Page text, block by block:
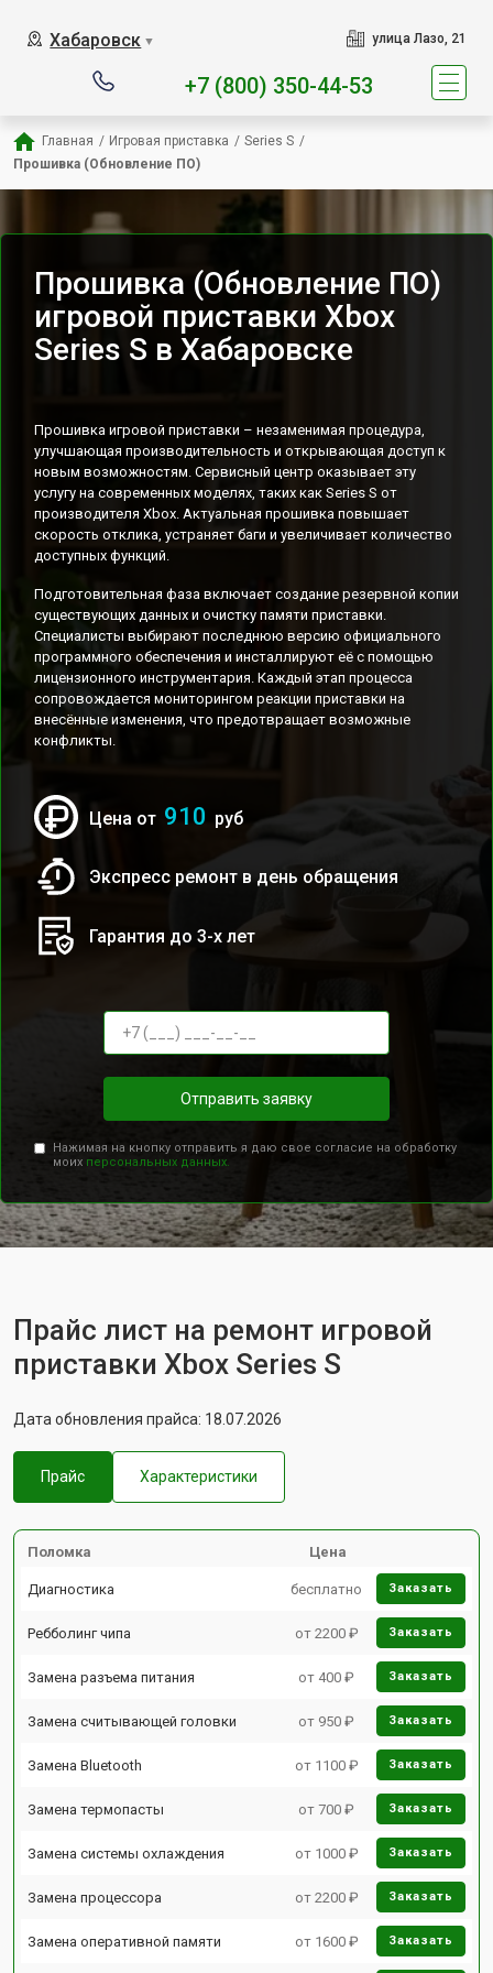
Хабаровск ▼ улица Лазо, 21
+7 (800) 350-44-53
Главная / Игровая приставка / Series S /
Прошивка (Обновление ПО)
Прошивка (Обновление ПО)
игровой приставки Xbox
Series S в Хабаровске
Прошивка игровой приставки – незаменимая процедура,
улучшающая производительность и открывающая доступ к
новым возможностям. Сервисный центр оказывает эту
услугу на современных моделях, таких как Series S от
производителя Xbox. Актуальная прошивка повышает
скорость отклика, устраняет баги и увеличивает количество
доступных функций.
Подготовительная фаза включает создание резервной копии
существующих данных и очистку памяти приставки.
Специалисты выбирают последнюю версию официального
программного обеспечения и инсталлируют её с помощью
лицензионного инструментария. Каждый этап процесса
сопровождается мониторингом реакции приставки на
внесённые изменения, что предотвращает возможные
конфликты.
Цена от 910 руб
Экспресс ремонт в день обращения
Гарантия до 3-х лет
Отправить заявку
Нажимая на кнопку отправить я даю свое согласие на обработку
моих персональных данных.
Прайс лист на ремонт игровой
приставки Xbox Series S
Дата обновления прайса: 18.07.2026
Прайс Характеристики
Поломка Цена
Диагностика бесплатно Заказать
Ребболинг чипа от 2200 ₽ Заказать
Замена разъема питания от 400 ₽ Заказать
Замена считывающей головки от 950 ₽ Заказать
Замена Bluetooth от 1100 ₽ Заказать
Замена термопасты от 700 ₽ Заказать
Замена системы охлаждения от 1000 ₽ Заказать
Замена процессора от 2200 ₽ Заказать
Замена оперативной памяти от 1600 ₽ Заказать